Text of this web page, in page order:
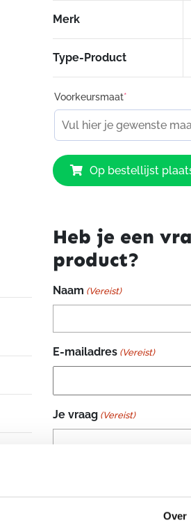
Over
Merk
Type-Product
Voorkeursmaat*
Segura
Mitchell
Jacket
Op bestellijst
Heb je een
product?
Naam (Vereist)
E-mailadres (Vereist)
Je vraag (Vereist)